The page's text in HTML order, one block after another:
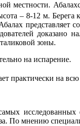
местности.
– 8-12 м. Берега
представляет
доказано
зоны.
на испарение.
практически на
По мнению